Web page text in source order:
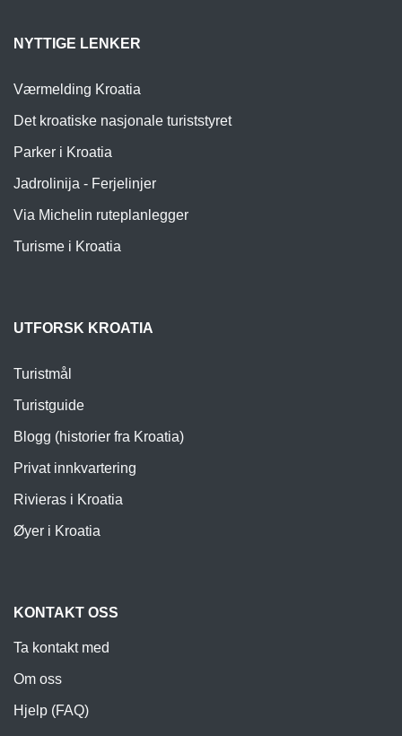
NYTTIGE LENKER
Værmelding Kroatia
Det kroatiske nasjonale turiststyret
Parker i Kroatia
Jadrolinija - Ferjelinjer
Via Michelin ruteplanlegger
Turisme i Kroatia
UTFORSK KROATIA
Turistmål
Turistguide
Blogg (historier fra Kroatia)
Privat innkvartering
Rivieras i Kroatia
Øyer i Kroatia
KONTAKT OSS
Ta kontakt med
Om oss
Hjelp (FAQ)